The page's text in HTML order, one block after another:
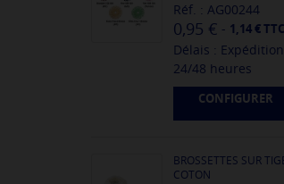
Réf. : AG00244
0,95 € - 1,14 € TTC
Délais :
24/48 heures
CONFIGURER
BROSSETTES SUR
COTON